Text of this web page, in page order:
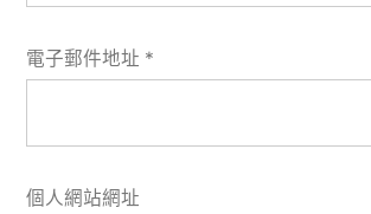
電子郵件地址 *
個人網站網址